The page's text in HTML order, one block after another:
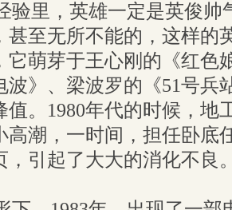
验里，英雄一定是英俊帅
甚至无所不能的，这样的
它萌芽于王心刚的《红色
波》、梁波罗的《51号兵
值。1980年代的时候，地
高潮，一时间，担任卧底
，引起了大大的消化不良